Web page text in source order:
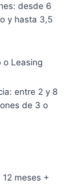
desde 6
y hasta 3,5
o Leasing
entre 2 y 8
de 3 o
meses +